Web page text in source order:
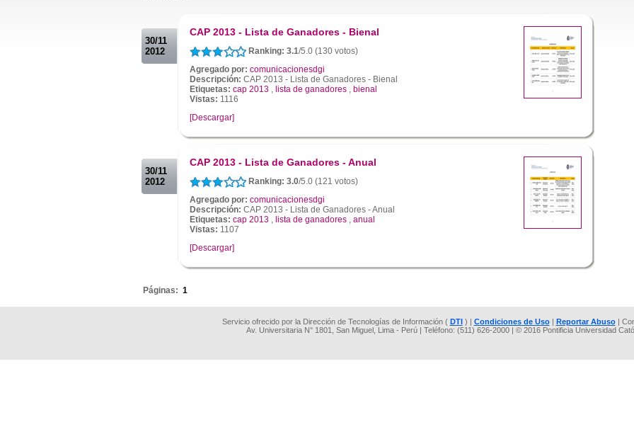
30/11
2012
CAP 2013 - Lista de Ganadores - Bienal
Ranking: 3.1/5.0 (130 votos)
Agregado por: comunicacionesdgi
Descripción: CAP 2013 - Lista de Ganadores - Bienal
Etiquetas: cap 2013 , lista de ganadores , bienal
Vistas: 1116
[Descargar]
30/11
2012
CAP 2013 - Lista de Ganadores - Anual
Ranking: 3.0/5.0 (121 votos)
Agregado por: comunicacionesdgi
Descripción: CAP 2013 - Lista de Ganadores - Anual
Etiquetas: cap 2013 , lista de ganadores , anual
Vistas: 1107
[Descargar]
Páginas: 1
Servicio ofrecido por la Dirección de Tecnologías de Información ( DTI) | Condiciones de Uso| Reportar Abuso|
Av. Universitaria N° 1801, San Miguel, Lima - Perú | Teléfono: (511) 626-2000 | © 2016 Pontificia Universidad